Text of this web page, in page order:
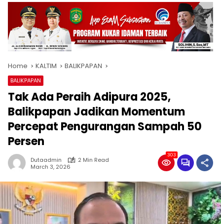
Home KALTIM BALIKPAPAN
BALIKPAPAN
Tak Ada Peraih Adipura 2025,
Balikpapan Jadikan Momentum
Percepat Pengurangan Sampah 50
Persen
Dutaadmin
2 Min Read
March 3, 2026
303